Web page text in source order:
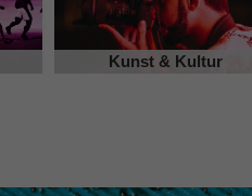
Kunst & Kultur